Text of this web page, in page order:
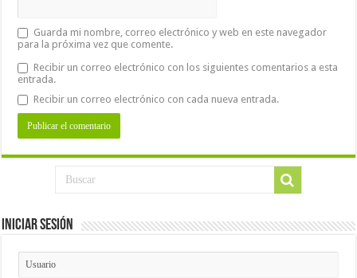
Guarda mi nombre, correo electrónico y web en este navegador
para la próxima vez que comente.
Recibir un correo electrónico con los siguientes comentarios a esta
entrada.
Recibir un correo electrónico con cada nueva entrada.
Iniciar Sesión